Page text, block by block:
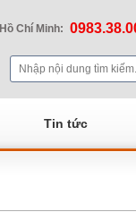
Hồ Chí Minh:
Tin tức